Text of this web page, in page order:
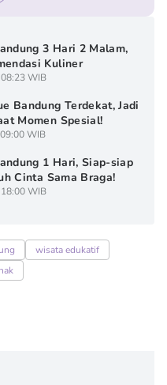
3 Hari 2 Malam,
Kuliner
WIB
Bandung Terdekat, Jadi
Momen Spesial!
WIB
1 Hari, Siap-siap
Cinta Sama Braga!
WIB
wisata edukatif